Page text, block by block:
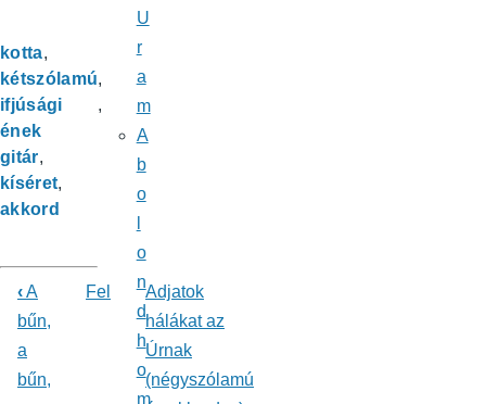
kotta
kétszólamú
ifjúsági
ének
gitár
kíséret
akkord
Könyv
kereszthivatkozásai
ehhez:
‹A
bűn,
a
bűn,
Fel
Adjatok
hálákat az
Úrnak
(négyszólamú
U
r
a
m
A
b
o
o
n
d
h
o
m